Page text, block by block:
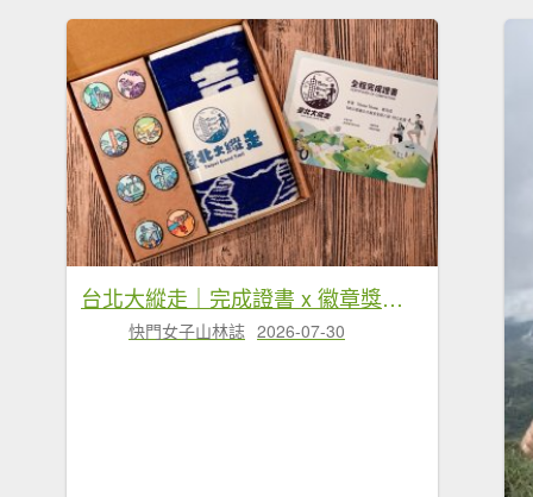
台北大縱走｜完成證書 x 徽章獎品 x 路線全攻略
快門女子山林誌 2026-07-30